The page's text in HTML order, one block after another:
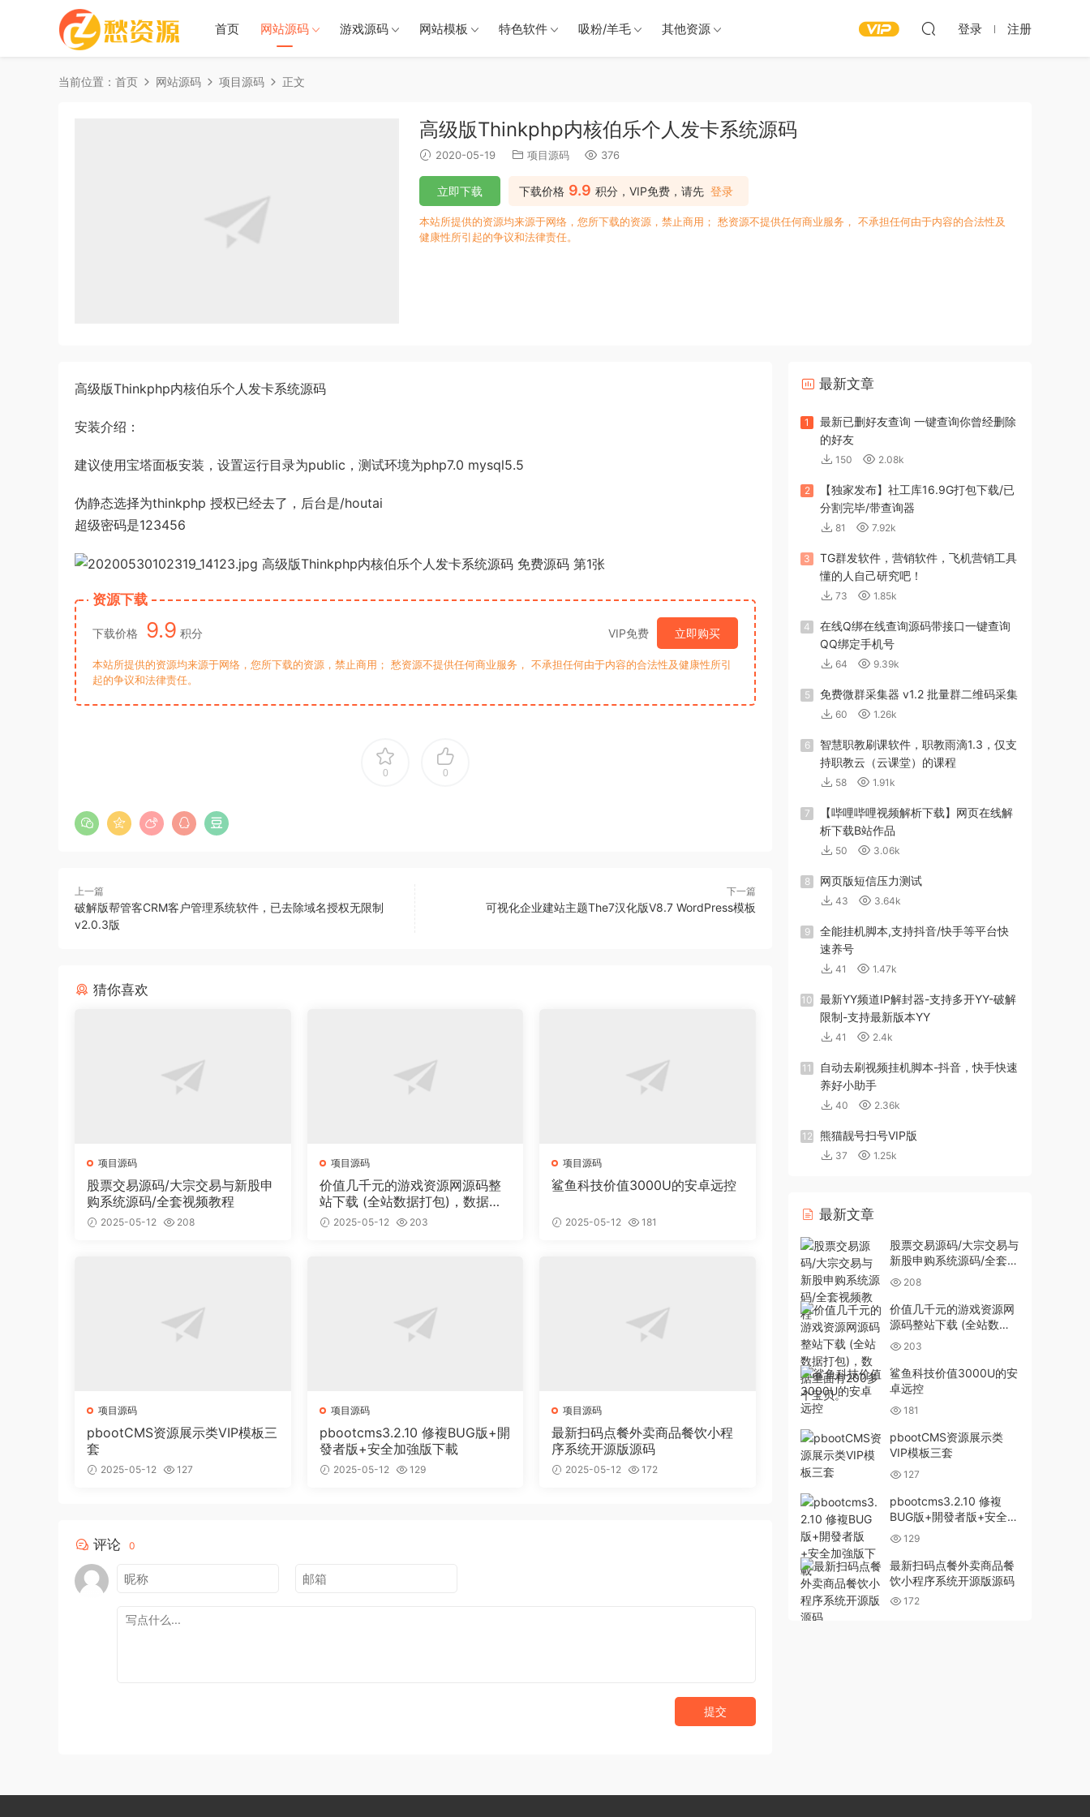
首页 网站源码 游戏源码 网站模板 特色软件 吸粉/羊毛 其他资源 登录 注册
当前位置： 首页 网站源码 项目源码 正文
高级版Thinkphp内核伯乐个人发卡系统源码
2020-05-19 项目源码 376
下载价格 9.9 积分，VIP免费，请先 登录
立即下载
本站所提供的资源均来源于网络，您所下载的资源，禁止商用； 愁资源不提供任何商业服务， 不承担任何由于内容的合法性及
健康性所引起的争议和法律责任。
高级版Thinkphp内核伯乐个人发卡系统源码
安装介绍：
建议使用宝塔面板安装，设置运行目录为public，测试环境为php7.0 mysql5.5
伪静态选择为thinkphp 授权已经去了，后台是/houtai
超级密码是123456
资源下载
下载价格 9.9 积分 VIP免费 立即购买
本站所提供的资源均来源于网络，您所下载的资源，禁止商用； 愁资源不提供任何商业服务， 不承担任何由于内容的合法性及健康性所引
起的争议和法律责任。
0 0
上一篇
破解版帮管客CRM客户管理系统软件，已去除域名授权无限制
v2.0.3版
下一篇
可视化企业建站主题The7汉化版V8.7 WordPress模板
猜你喜欢
项目源码
股票交易源码/大宗交易与新股申
购系统源码/全套视频教程
2025-05-12 208
项目源码
价值几千元的游戏资源网源码整
站下载 (全站数据打包)，数据里
面有200多个宝贝。
2025-05-12 203
项目源码
鲨鱼科技价值3000U的安卓远控
2025-05-12 181
项目源码
pbootCMS资源展示类VIP模板三
套
2025-05-12 127
项目源码
pbootcms3.2.10 修複BUG版+開
發者版+安全加強版下載
2025-05-12 129
项目源码
最新扫码点餐外卖商品餐饮小程
序系统开源版源码
2025-05-12 172
评论 0
提交
最新文章
1
最新已删好友查询 一键查询你曾经删除
的好友
150 2.08k
2
【独家发布】社工库16.9G打包下载/已
分割完毕/带查询器
81 7.92k
3
TG群发软件，营销软件，飞机营销工具
懂的人自己研究吧！
73 1.85k
4
在线Q绑在线查询源码带接口一键查询
QQ绑定手机号
64 9.39k
5 免费微群采集器 v1.2 批量群二维码采集
60 1.26k
6
智慧职教刷课软件，职教雨滴1.3，仅支
持职教云（云课堂）的课程
58 1.91k
7
【哔哩哔哩视频解析下载】网页在线解
析下载B站作品
50 3.06k
8 网页版短信压力测试
43 3.64k
9
全能挂机脚本,支持抖音/快手等平台快
速养号
41 1.47k
10
最新YY频道IP解封器-支持多开YY-破解
限制-支持最新版本YY
41 2.4k
11
自动去刷视频挂机脚本-抖音，快手快速
养好小助手
40 2.36k
12 熊猫靓号扫号VIP版
37 1.25k
最新文章
股票交易源码/大宗交易与
新股申购系统源码/全套视
频教程
208
价值几千元的游戏资源网
源码整站下载 (全站数据
打包)，数据里面有200多
个宝贝。
203
鲨鱼科技价值3000U的安
卓远控
181
pbootCMS资源展示类
VIP模板三套
127
pbootcms3.2.10 修複
BUG版+開發者版+安全加
強版下載
129
最新扫码点餐外卖商品餐
饮小程序系统开源版源码
172